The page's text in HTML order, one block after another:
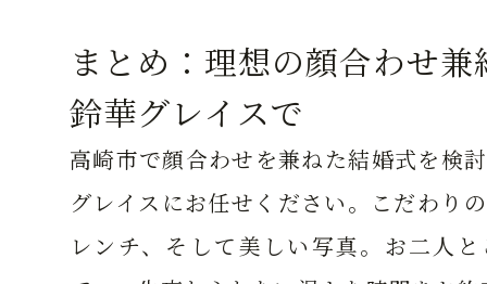
まとめ：理想の顔合わせ
鈴華グレイスで
高崎市で顔合わせを兼ねた結婚式を検
グレイスにお任せください。こだわり
レンチ、そして美しい写真。お二人